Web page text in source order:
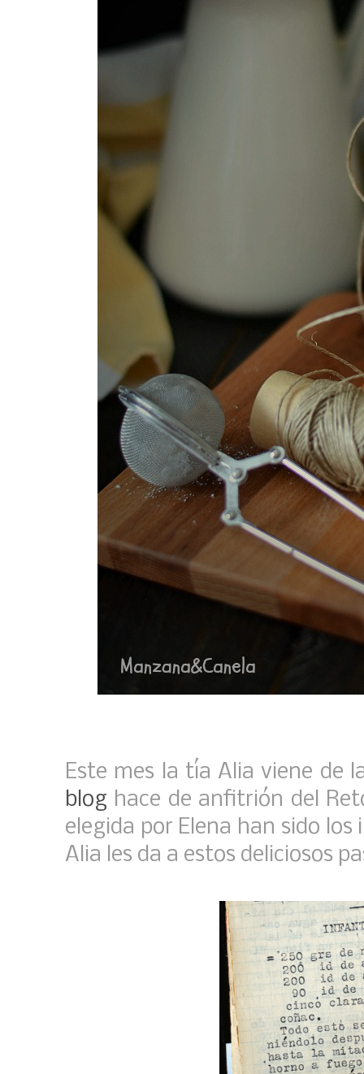
Este mes la tía Alia viene de
blog hace de anfitrión del
elegida por Elena han sido
Alia les da a estos deliciosos